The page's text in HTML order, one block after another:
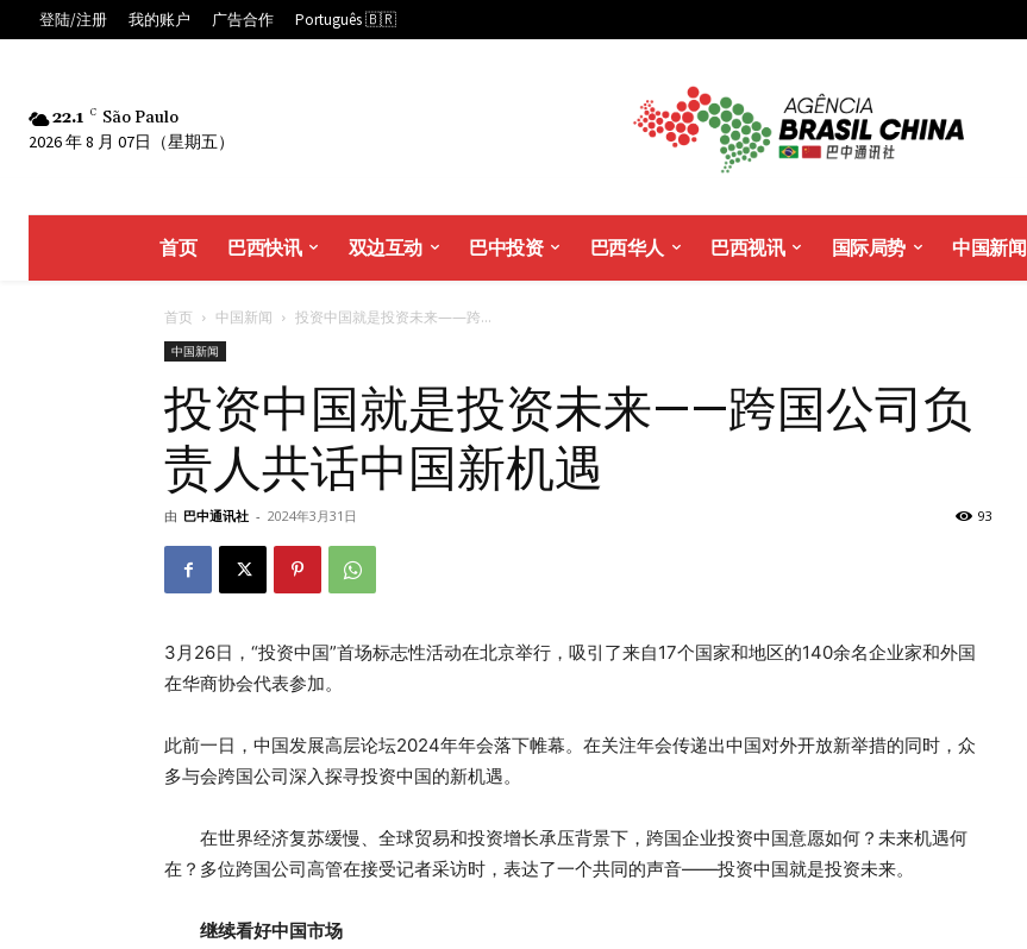
登陆/注册 我的账户 广告合作 Português 🇧🇷
22.1 C São Paulo
2026 年 8 月 07日（星期五）
首页 巴西快讯 双边互动 巴中投资 巴西华人 巴西视讯 国际局势 中国新闻
首页 中国新闻 投资中国就是投资未来——跨...
中国新闻
投资中国就是投资未来——跨国公司负
责人共话中国新机遇
由 巴中通讯社 - 2024年3月31日 93
3月26日，“投资中国”首场标志性活动在北京举行，吸引了来自17个国家和地区的140余名企业家和外国
在华商协会代表参加。
此前一日，中国发展高层论坛2024年年会落下帷幕。在关注年会传递出中国对外开放新举措的同时，众
多与会跨国公司深入探寻投资中国的新机遇。
在世界经济复苏缓慢、全球贸易和投资增长承压背景下，跨国企业投资中国意愿如何？未来机遇何
在？多位跨国公司高管在接受记者采访时，表达了一个共同的声音——投资中国就是投资未来。
继续看好中国市场